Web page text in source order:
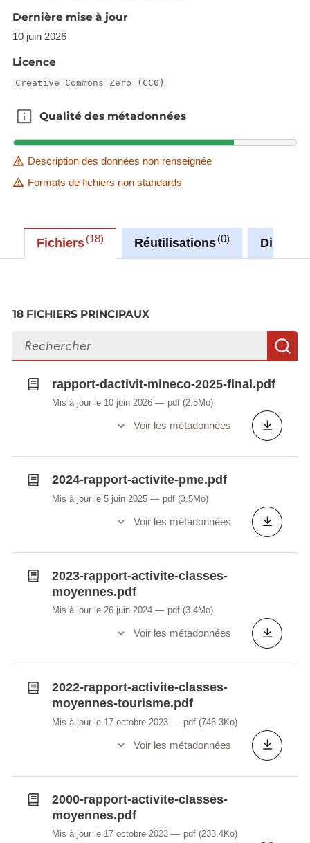
Dernière mise à jour
10 juin 2026
Licence
Creative Commons Zero (CC0)
Qualité des métadonnées
Qualité des métadonnées
Description des données non renseignée
Formats de fichiers non standards
Fichiers 18 Réutilisations 0
18 FICHIERS PRINCIPAUX
Rechercher des fichiers
rapport-dactivit-mineco-2025-final.pdf
Mis à jour le 10 juin 2026 pdf (2.5Mo)
Voir les métadonnées
2024-rapport-activite-pme.pdf
Mis à jour le 5 juin 2025 pdf (3.5Mo)
Voir les métadonnées
2023-rapport-activite-classes-
moyennes.pdf
Mis à jour le 26 juin 2024 pdf (3.4Mo)
Voir les métadonnées
2022-rapport-activite-classes-
moyennes-tourisme.pdf
Mis à jour le 17 octobre 2023 pdf (746.3Ko)
Voir les métadonnées
2000-rapport-activite-classes-
moyennes.pdf
Mis à jour le 17 octobre 2023 pdf (233.4Ko)